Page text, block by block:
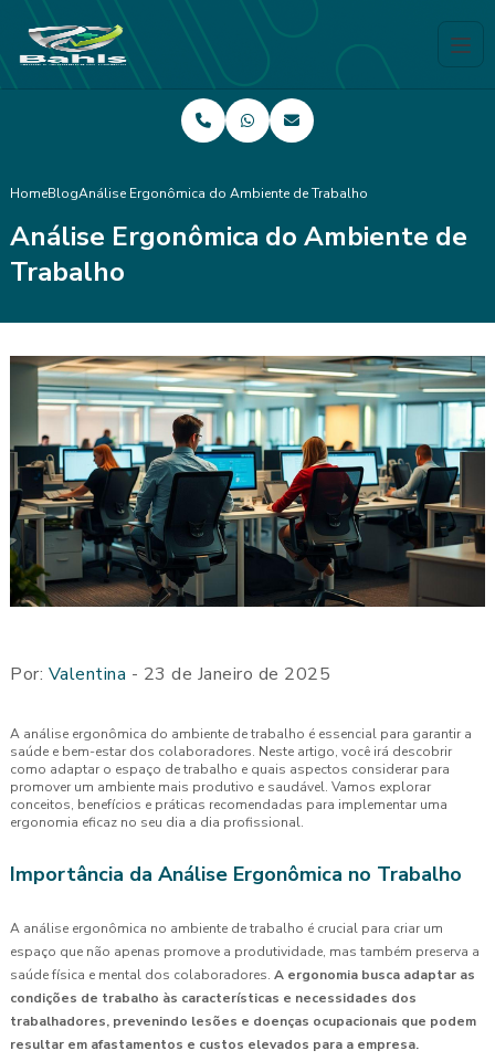
HomeBlogAnálise Ergonômica do Ambiente de Trabalho
Análise Ergonômica do Ambiente de
Trabalho
Por: Valentina - 23 de Janeiro de 2025
A análise ergonômica do ambiente de trabalho é essencial para garantir a
saúde e bem-estar dos colaboradores. Neste artigo, você irá descobrir
como adaptar o espaço de trabalho e quais aspectos considerar para
promover um ambiente mais produtivo e saudável. Vamos explorar
conceitos, benefícios e práticas recomendadas para implementar uma
ergonomia eficaz no seu dia a dia profissional.
Importância da Análise Ergonômica no Trabalho
A análise ergonômica no ambiente de trabalho é crucial para criar um
espaço que não apenas promove a produtividade, mas também preserva a
saúde física e mental dos colaboradores. A ergonomia busca adaptar as
condições de trabalho às características e necessidades dos
trabalhadores, prevenindo lesões e doenças ocupacionais que podem
resultar em afastamentos e custos elevados para a empresa.